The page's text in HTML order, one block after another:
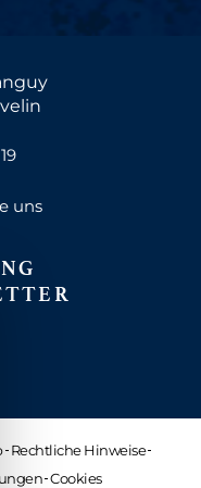
uns
Rechtliche Hinweise
Cookies